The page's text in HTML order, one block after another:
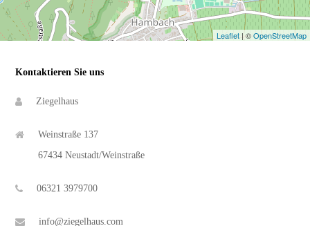
Leaflet | ©OpenStreetMap
Kontaktieren Sie uns
Ziegelhaus
Weinstraße 137
67434 Neustadt/Weinstraße
06321 3979700
info@ziegelhaus.com